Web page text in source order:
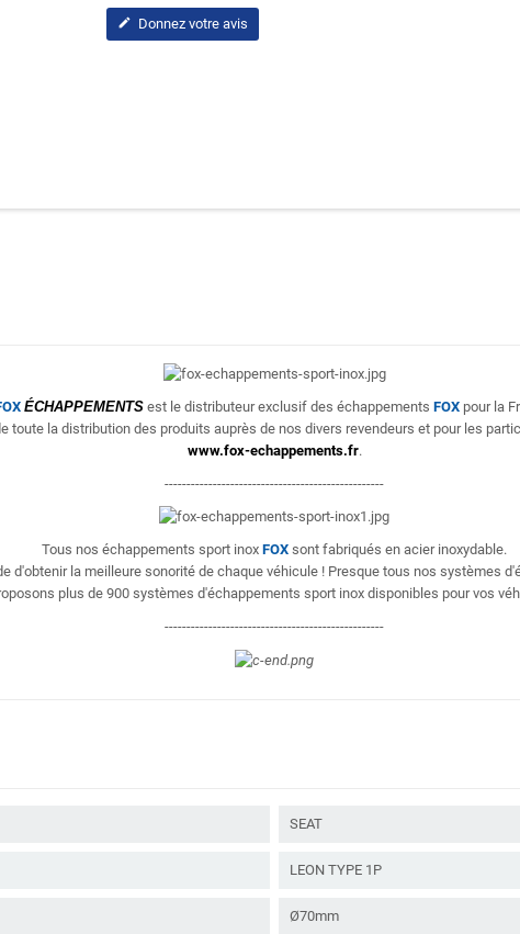
edit Donnez votre avis
ÉCHAPPEMENTS est le distributeur exclusif des échappements FOX pour la
toute la distribution des produits auprès de nos divers revendeurs et pour les
www.fox-echappements.fr.
--------------------------------------------------
Tous nos échappements sport inox FOX sont fabriqués en acier inoxydable.
d'obtenir la meilleure sonorité de chaque véhicule ! Presque tous nos systèmes
plus de 900 systèmes d'échappements sport inox disponibles pour vos
--------------------------------------------------
SEAT
LEON TYPE 1P
Ø70mm